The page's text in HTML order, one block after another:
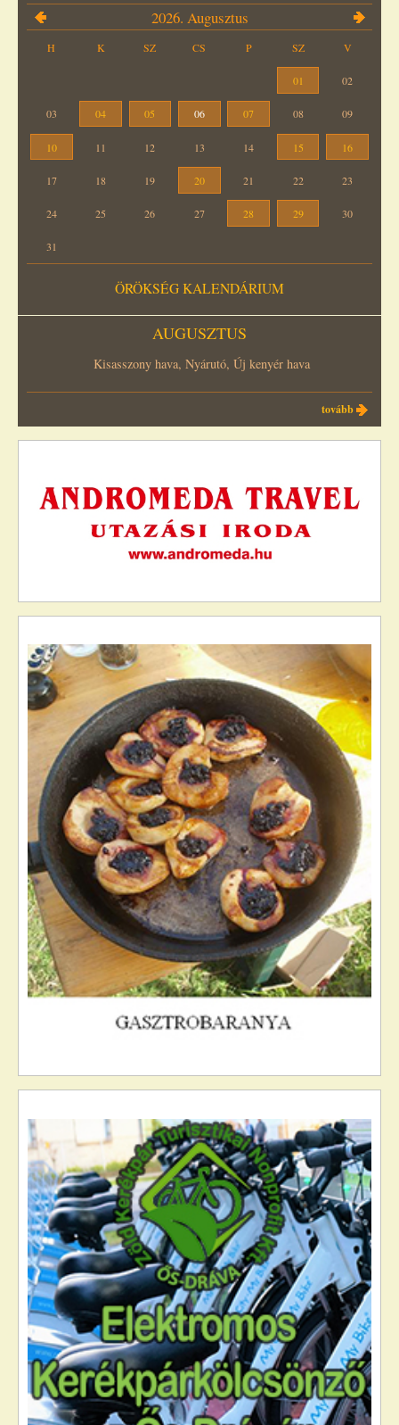
2026. Augusztus
H K SZ CS P SZ V
01 02
03 04 05 06 07 08 09
10 11 12 13 14 15 16
17 18 19 20 21 22 23
24 25 26 27 28 29 30
31
ÖRÖKSÉG KALENDÁRIUM
AUGUSZTUS
Kisasszony hava, Nyárutó, Új kenyér hava
tovább